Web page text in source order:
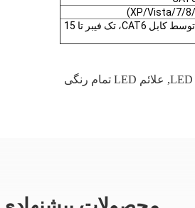
تا 180 متر توسط کابل CAT6، تک فیبر تا 15
, علائم LED تمام رنگی